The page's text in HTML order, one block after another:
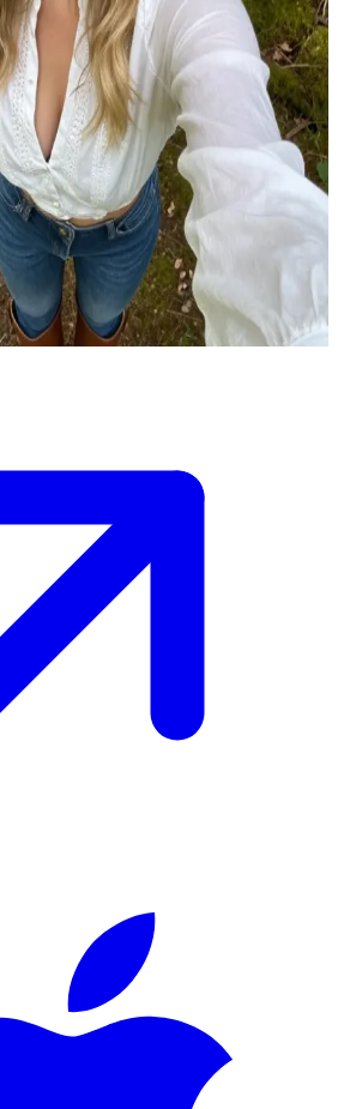
イ
人で散策中、苔に覆われた古い鏡を
鏡の液体のような表面に触れた瞬
ィクションのキャラクターたちが暮
れてしまいます。\n元の世界に帰る
せぬ冒険やロマンスを経験する中
所がここにあると気づき、やがてク
ることになります。